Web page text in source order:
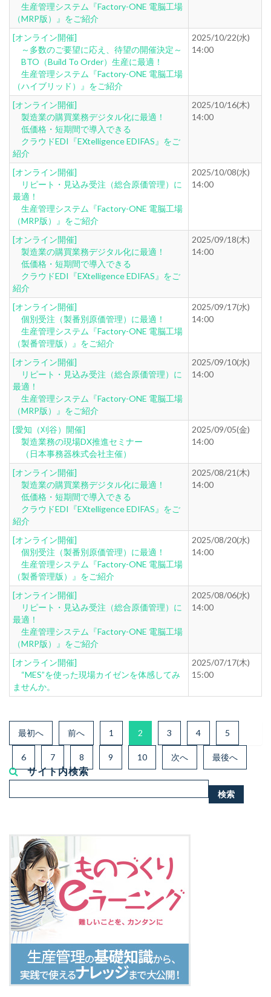
生産管理システム『Factory-ONE 電脳工場
（MRP版）』をご紹介
[オンライン開催]
～多数のご要望に応え、待望の開催決定～
BTO（Build To Order）生産に最適！
生産管理システム『Factory-ONE 電脳工場
（ハイブリッド）』をご紹介
2025/10/22(水)
14:00
[オンライン開催]
製造業の購買業務デジタル化に最適！
低価格・短期間で導入できる
クラウドEDI『EXtelligence EDIFAS』をご
紹介
2025/10/16(木)
14:00
[オンライン開催]
リピート・見込み受注（総合原価管理）に
最適！
生産管理システム『Factory-ONE 電脳工場
（MRP版）』をご紹介
2025/10/08(水)
14:00
[オンライン開催]
製造業の購買業務デジタル化に最適！
低価格・短期間で導入できる
クラウドEDI『EXtelligence EDIFAS』をご
紹介
2025/09/18(木)
14:00
[オンライン開催]
個別受注（製番別原価管理）に最適！
生産管理システム『Factory-ONE 電脳工場
（製番管理版）』をご紹介
2025/09/17(水)
14:00
[オンライン開催]
リピート・見込み受注（総合原価管理）に
最適！
生産管理システム『Factory-ONE 電脳工場
（MRP版）』をご紹介
2025/09/10(水)
14:00
[愛知（刈谷）開催]
製造業務の現場DX推進セミナー
（日本事務器株式会社主催）
2025/09/05(金)
14:00
[オンライン開催]
製造業の購買業務デジタル化に最適！
低価格・短期間で導入できる
クラウドEDI『EXtelligence EDIFAS』をご
紹介
2025/08/21(木)
14:00
[オンライン開催]
個別受注（製番別原価管理）に最適！
生産管理システム『Factory-ONE 電脳工場
（製番管理版）』をご紹介
2025/08/20(水)
14:00
[オンライン開催]
リピート・見込み受注（総合原価管理）に
最適！
生産管理システム『Factory-ONE 電脳工場
（MRP版）』をご紹介
2025/08/06(水)
14:00
[オンライン開催]
“MES”を使った現場カイゼンを体感してみ
ませんか。
2025/07/17(木)
15:00
最初へ 前へ 1 2 3 4 5
6 7 8 9 10 次へ 最後へ
サイト内検索
索...
検索